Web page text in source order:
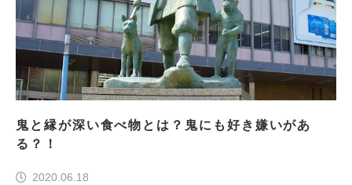
鬼と縁が深い食べ物とは？鬼にも好き嫌いがあ
る？！
2020.06.18